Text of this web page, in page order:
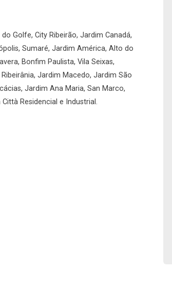
Golfe, City Ribeirão, Jardim Canadá,
Sumaré, Jardim América, Alto do
Bonfim Paulista, Vila Seixas,
Jardim Macedo, Jardim São
Jardim Ana Maria, San Marco,
Residencial e Industrial.